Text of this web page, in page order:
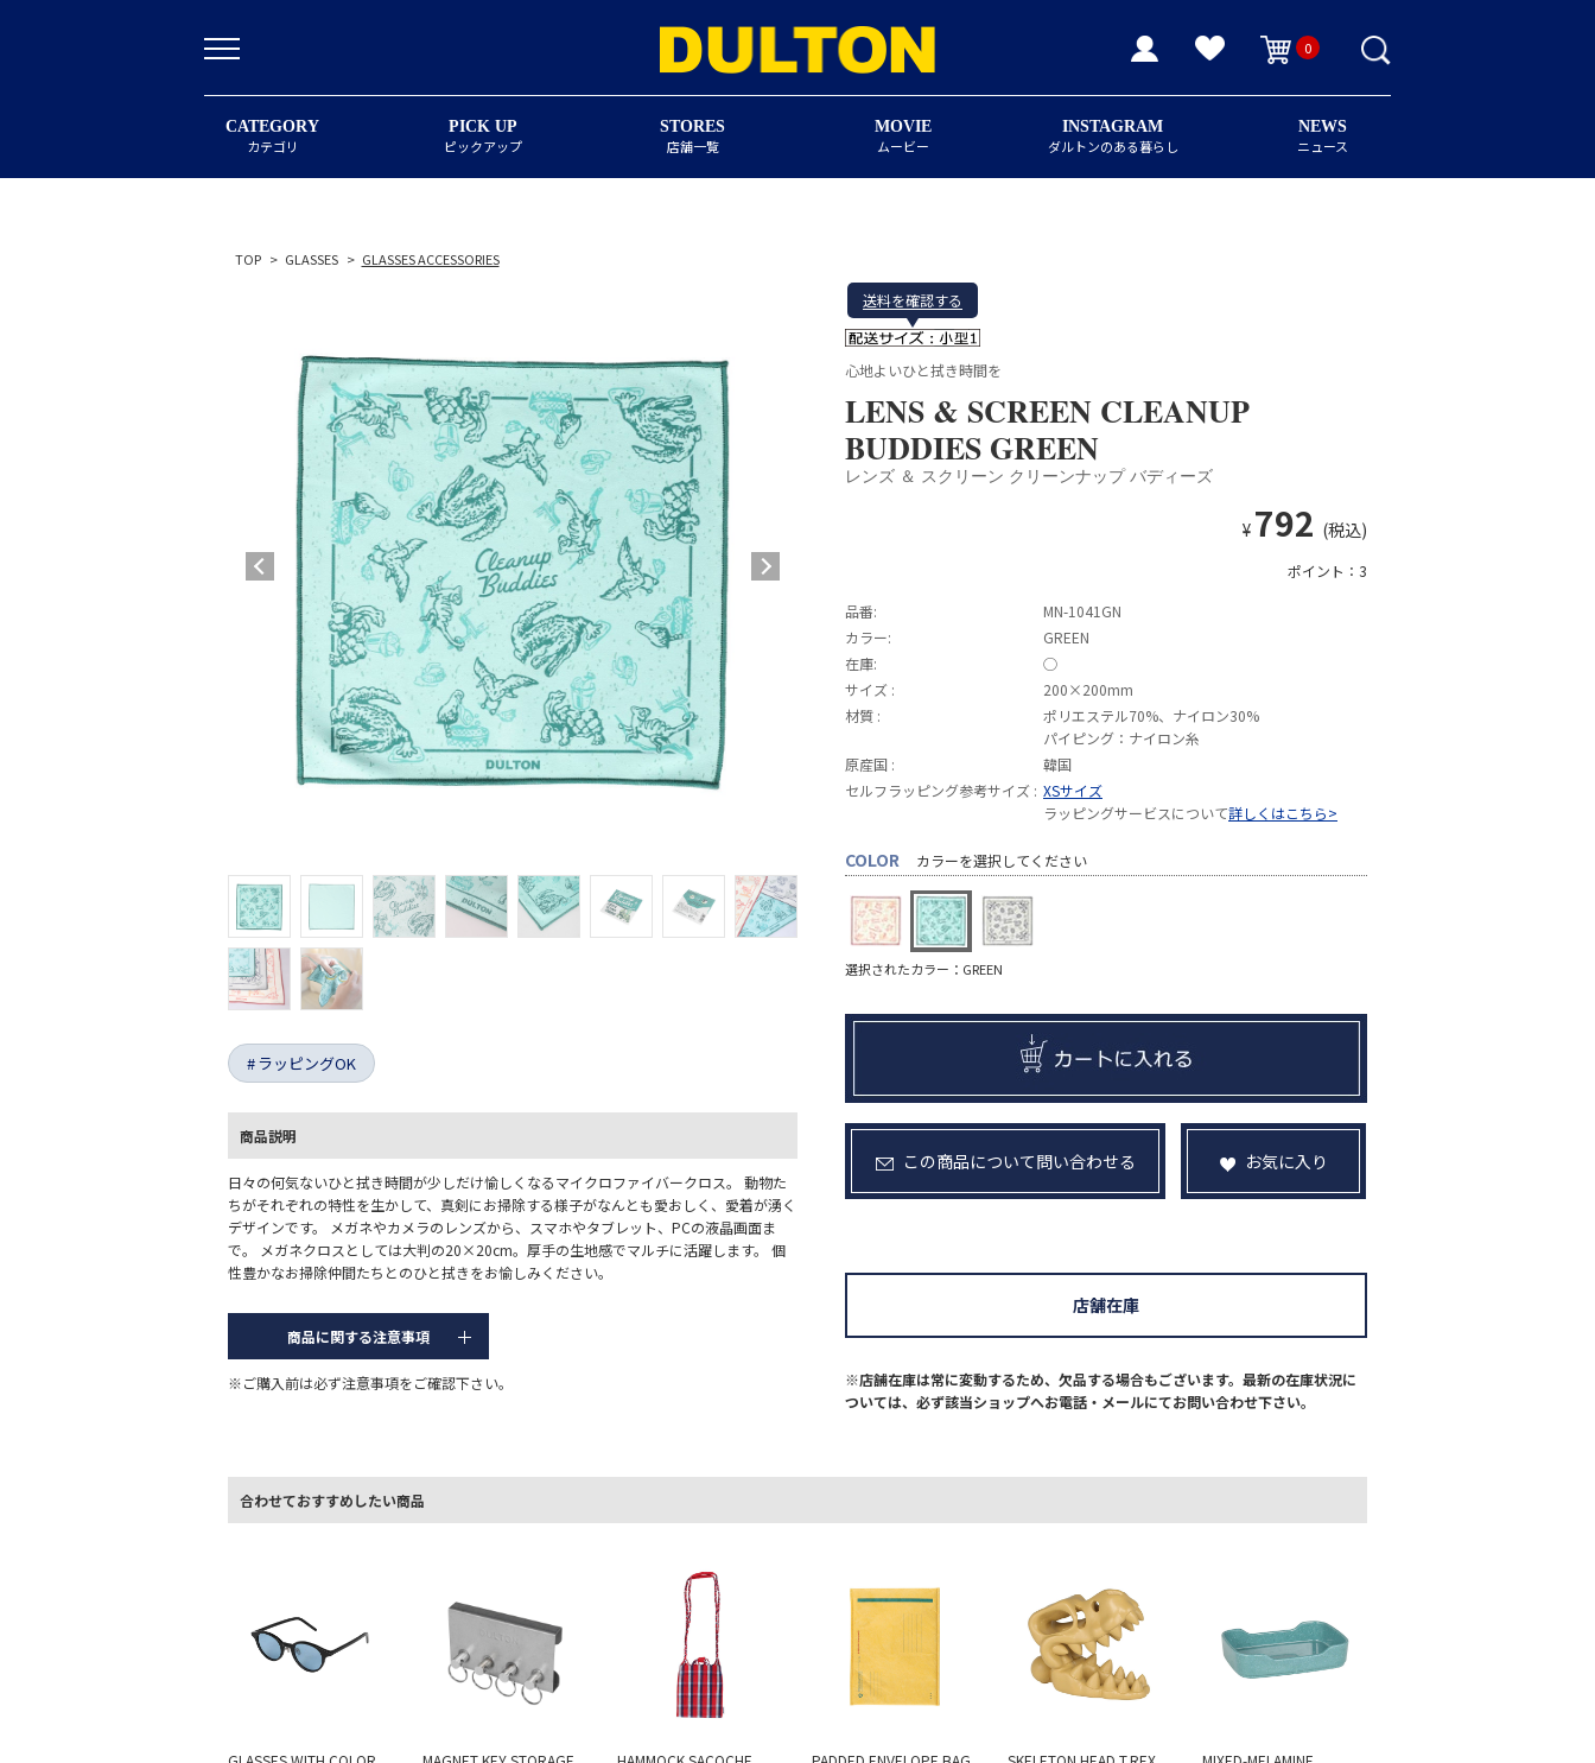
0
CATEGORY
カテゴリ
PICK UP
ピックアップ
STORES
店舗一覧
MOVIE
ムービー
INSTAGRAM
ダルトンのある暮らし
NEWS
ニュース
TOP > GLASSES > GLASSES ACCESSORIES
ラッピングOK
商品説明
日々の何気ないひと拭き時間が少しだけ愉しくなるマイクロファイバークロス。 動物た
ちがそれぞれの特性を生かして、真剣にお掃除する様子がなんとも愛おしく、愛着が湧く
デザインです。 メガネやカメラのレンズから、スマホやタブレット、PCの液晶画面ま
で。 メガネクロスとしては大判の20×20cm。厚手の生地感でマルチに活躍します。 個
性豊かなお掃除仲間たちとのひと拭きをお愉しみください。
商品に関する注意事項
※ご購入前は必ず注意事項をご確認下さい。
送料を確認する
心地よいひと拭き時間を
LENS & SCREEN CLEANUP
BUDDIES GREEN
レンズ ＆ スクリーン クリーンナップ バディーズ
¥ 792 (税込)
ポイント：3
品番:
MN-1041GN
カラー:
GREEN
在庫:
◯
サイズ :
200×200mm
材質 :
ポリエステル70%、ナイロン30%
パイピング：ナイロン糸
原産国 :
韓国
セルフラッピング参考サイズ : XSサイズ
ラッピングサービスについて詳しくはこちら>
COLOR カラーを選択してください
選択されたカラー：GREEN
この商品について問い合わせる お気に入り
※店舗在庫は常に変動するため、欠品する場合もございます。最新の在庫状況に
ついては、必ず該当ショップへお電話・メールにてお問い合わせ下さい。
店舗在庫
合わせておすすめしたい商品